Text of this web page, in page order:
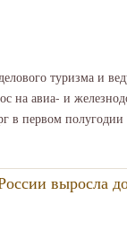
туризма и
на авиа- и
в первом полугодии
выросла